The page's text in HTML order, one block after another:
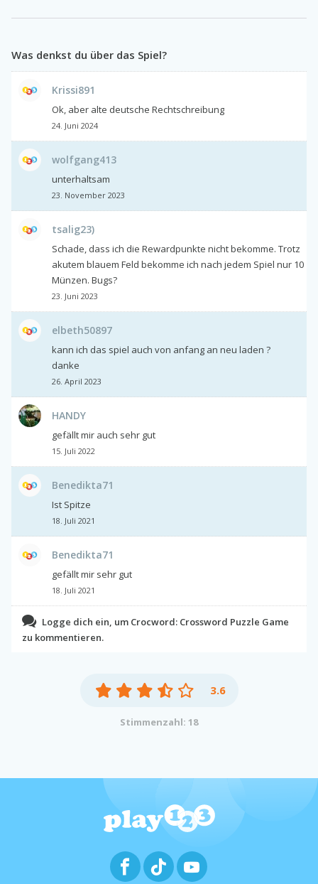
Was denkst du über das Spiel?
Krissi891
Ok, aber alte deutsche Rechtschreibung
24. Juni 2024
wolfgang413
unterhaltsam
23. November 2023
tsalig23)
Schade, dass ich die Rewardpunkte nicht bekomme. Trotz
akutem blauem Feld bekomme ich nach jedem Spiel nur 10
Münzen. Bugs?
23. Juni 2023
elbeth50897
kann ich das spiel auch von anfang an neu laden ?
danke
26. April 2023
HANDY
gefällt mir auch sehr gut
15. Juli 2022
Benedikta71
Ist Spitze
18. Juli 2021
Benedikta71
gefällt mir sehr gut
18. Juli 2021
Logge dich ein, um Crocword: Crossword Puzzle Game
zu kommentieren.
3.6
Stimmenzahl: 18